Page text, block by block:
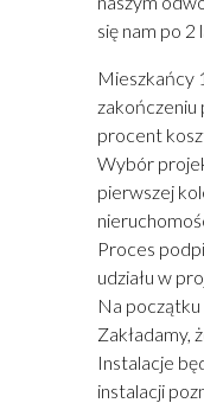
się nam po
Mieszkańcy
zakończeniu
procent
Wybór
pierwszej
Proces
udziału w
Na początku
Zakładamy,
Instalacje
instalacji